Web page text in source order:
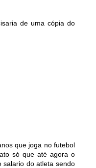
de uma cópia do
que joga no futebol
só que até agora o
salario do atleta sendo